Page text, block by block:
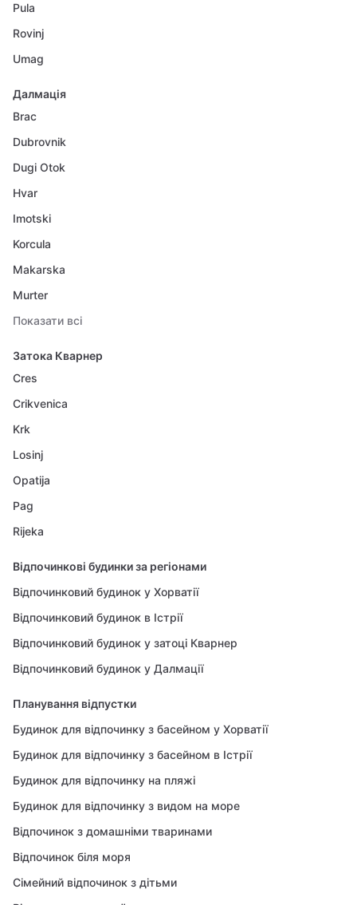
Pula
Rovinj
Umag
Далмація
Brac
Dubrovnik
Dugi Otok
Hvar
Imotski
Korcula
Makarska
Murter
Показати всі
Затока Кварнер
Cres
Crikvenica
Krk
Losinj
Opatija
Pag
Rijeka
Відпочинкові будинки за регіонами
Відпочинковий будинок у Хорватії
Відпочинковий будинок в Істрії
Відпочинковий будинок у затоці Кварнер
Відпочинковий будинок у Далмації
Планування відпустки
Будинок для відпочинку з басейном у Хорватії
Будинок для відпочинку з басейном в Істрії
Будинок для відпочинку на пляжі
Будинок для відпочинку з видом на море
Відпочинок з домашніми тваринами
Відпочинок біля моря
Сімейний відпочинок з дітьми